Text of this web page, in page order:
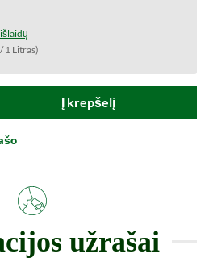
1 Litras)
norimą vertę
Į krepšelį
užrašai